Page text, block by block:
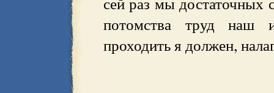
потомства труд наш
проходить я должен,